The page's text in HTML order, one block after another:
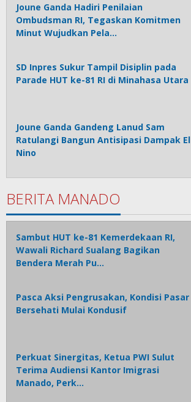
Joune Ganda Hadiri Penilaian
Ombudsman RI, Tegaskan Komitmen
Minut Wujudkan Pela…
SD Inpres Sukur Tampil Disiplin pada
Parade HUT ke-81 RI di Minahasa Utara
Joune Ganda Gandeng Lanud Sam
Ratulangi Bangun Antisipasi Dampak El
Nino
BERITA MANADO
Sambut HUT ke-81 Kemerdekaan RI,
Wawali Richard Sualang Bagikan
Bendera Merah Pu…
Pasca Aksi Pengrusakan, Kondisi Pasar
Bersehati Mulai Kondusif
Perkuat Sinergitas, Ketua PWI Sulut
Terima Audiensi Kantor Imigrasi
Manado, Perk…